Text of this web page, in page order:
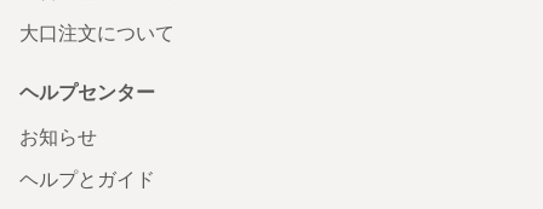
大口注文について
ヘルプセンター
お知らせ
ヘルプとガイド